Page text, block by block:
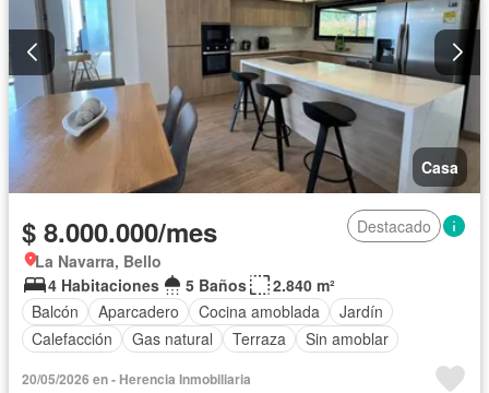
Casa
$ 8.000.000/mes
Destacado
La Navarra, Bello
4 Habitaciones
5 Baños
2.840 m²
Balcón
Aparcadero Cocina amoblada
Jardín
Calefacción
Gas natural Terraza Sin amoblar
20/05/2026 en - Herencia Inmobiliaria